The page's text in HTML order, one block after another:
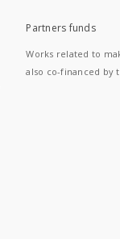
Partners funds
Works related to
also co-financed by